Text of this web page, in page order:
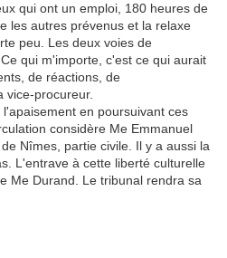
qui ont un emploi, 180 heures de
les autres prévenus et la relaxe
peu. Les deux voies de
qui m'importe, c'est ce qui aurait
de réactions, de
vice-procureur.
en poursuivant ces
considère Me Emmanuel
Nîmes, partie civile. Il y a aussi la
L'entrave à cette liberté culturelle
Me Durand. Le tribunal rendra sa